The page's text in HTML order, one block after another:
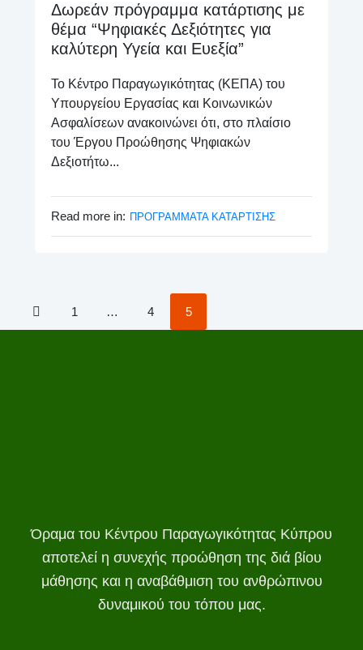
Δωρεάν πρόγραμμα κατάρτισης με
θέμα “Ψηφιακές Δεξιότητες για
καλύτερη Υγεία και Ευεξία”
Το Κέντρο Παραγωγικότητας (ΚΕΠΑ) του
Υπουργείου Εργασίας και Κοινωνικών
Ασφαλίσεων ανακοινώνει ότι, στο πλαίσιο
του Έργου Προώθησης Ψηφιακών
Δεξιοτήτω...
Read more in: ΠΡΟΓΡΑΜΜΑΤΑ ΚΑΤΑΡΤΙΣΗΣ
1 … 4 5
Όραμα του Κέντρου Παραγωγικότητας Κύπρου
αποτελεί η συνεχής προώθηση της διά βίου
μάθησης και η αναβάθμιση του ανθρώπινου
δυναμικού του τόπου μας.